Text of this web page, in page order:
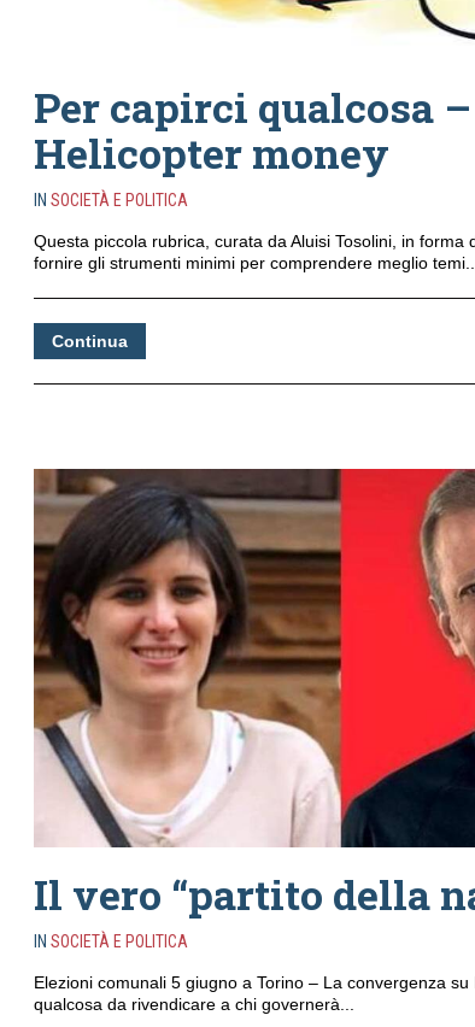
Per capirci qualcosa –
Helicopter money
IN SOCIETÀ E POLITICA
Questa piccola rubrica, curata da Aluisi Tosolini, in forma
fornire gli strumenti minimi per comprendere meglio temi...
Continua
Il vero “partito della
IN SOCIETÀ E POLITICA
Elezioni comunali 5 giugno a Torino – La convergenza
qualcosa da rivendicare a chi governerà...